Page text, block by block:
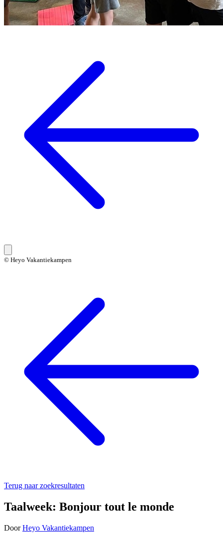
© Heyo Vakantiekampen
Terug naar zoekresultaten
Taalweek: Bonjour tout le monde
Door Heyo Vakantiekampen